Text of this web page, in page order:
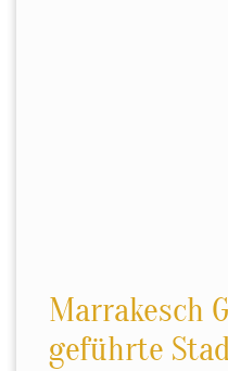
Marrakesch
geführte